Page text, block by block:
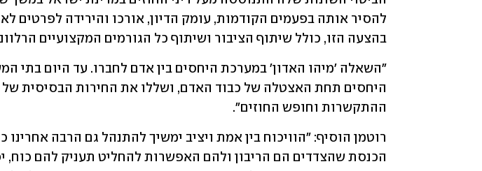
בהצעה הזו, כולל שיתוף הציבור ושיתוף כל הגורמים המקצועיים
ההתקשרות וחופש החוזים".